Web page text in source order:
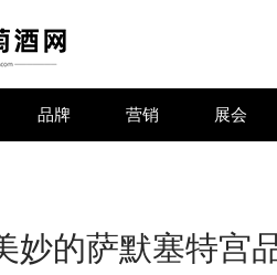
品牌 营销 展会
妙的萨默塞特宫